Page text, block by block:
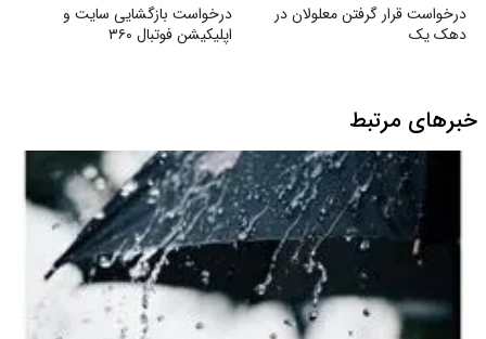
درخواست قرار گرفتن معلولان در
دهک یک
درخواست بازگشایی سایت و
اپلیکیشن فوتبال ۳۶۰
خبرهای مرتبط